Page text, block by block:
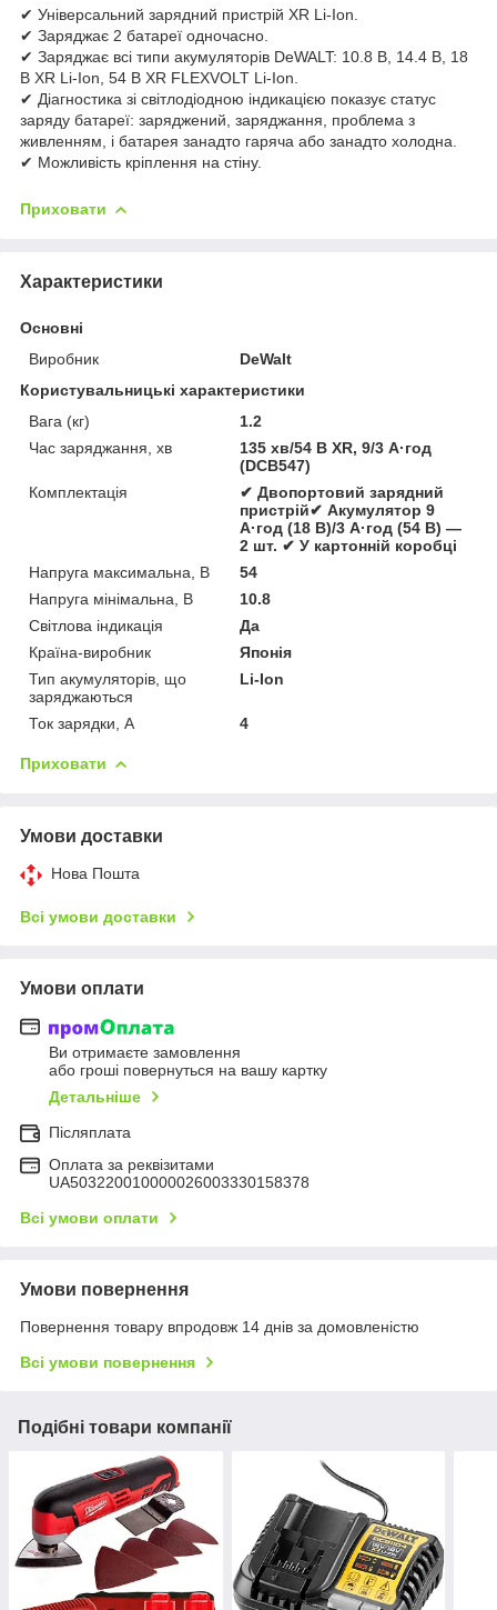
✔ Універсальний зарядний пристрій XR Li-Ion.
✔ Заряджає 2 батареї одночасно.
✔ Заряджає всі типи акумуляторів DeWALT: 10.8 В, 14.4 В, 18
В XR Li-Ion, 54 В XR FLEXVOLT Li-Ion.
✔ Діагностика зі світлодіодною індикацією показує статус
заряду батареї: заряджений, заряджання, проблема з
живленням, і батарея занадто гаряча або занадто холодна.
✔ Можливість кріплення на стіну.
Приховати
Характеристики
Основні
Виробник
DeWalt
Користувальницькі характеристики
Вага (кг)
1.2
Час заряджання, хв
135 хв/54 В XR, 9/3 А·год
(DCB547)
Комплектація
✔ Двопортовий зарядний
пристрій✔ Акумулятор 9
А·год (18 В)/3 А·год (54 В) —
2 шт. ✔ У картонній коробці
Напруга максимальна, В
54
Напруга мінімальна, В
10.8
Світлова індикація
Да
Країна-виробник
Японія
Тип акумуляторів, що
заряджаються
Li-Ion
Ток зарядки, А 4
Приховати
Умови доставки
Нова Пошта
Всі умови доставки
Умови оплати
Ви отримаєте замовлення
або гроші повернуться на вашу картку
Детальніше
Післяплата
Оплата за реквізитами
UA503220010000026003330158378
Всі умови оплати
Умови повернення
Повернення товару впродовж 14 днів за домовленістю
Всі умови повернення
Подібні товари компанії